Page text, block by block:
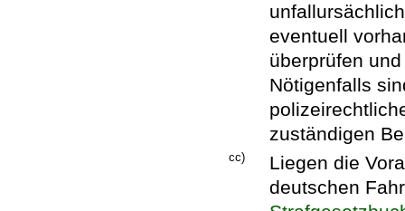
eventuell
überprüfen
Nötigenfalls
zuständigen
cc)
Liegen die
deutschen